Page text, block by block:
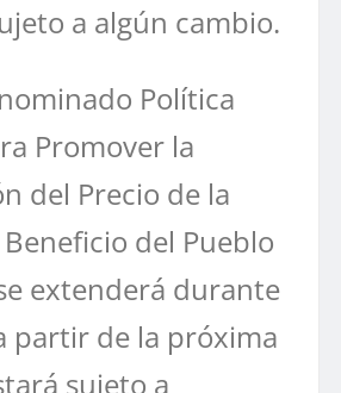
a algún cambio.
Política
Promover la
del Precio de la
del Pueblo
extenderá durante
partir de la próxima
sujeto a